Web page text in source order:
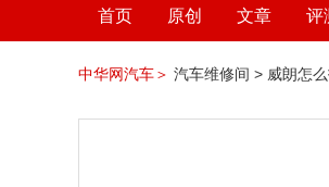
首页 原创 文章 评
中华网汽车＞ 汽车维修间 > 威朗怎